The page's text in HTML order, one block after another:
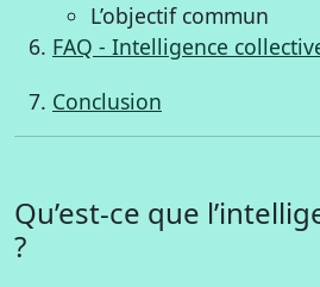
L’objectif commun
FAQ - Intelligence
Conclusion
Qu’est-ce que
?